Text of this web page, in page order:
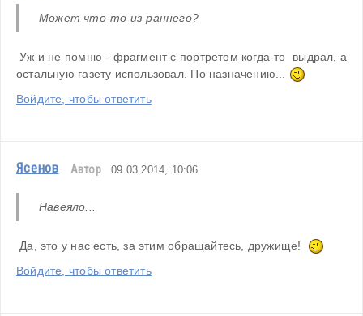
Может что-то из раннего?
Уж и не помню - фрагмент с портретом когда-то  выдрал, а
остальную газету использовал. По назначению...
Войдите, чтобы ответить
Ясенов Автор 09.03.2014, 10:06
Навеяло...
Да, это у нас есть, за этим обращайтесь, дружище!
Войдите, чтобы ответить